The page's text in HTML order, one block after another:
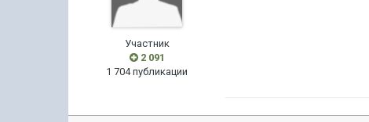
Участник
2 091
1 704 публикации